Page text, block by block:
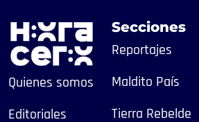
Quienes somos
Editoriales
Secciones
Reportajes
Maldito País
Tierra Rebelde